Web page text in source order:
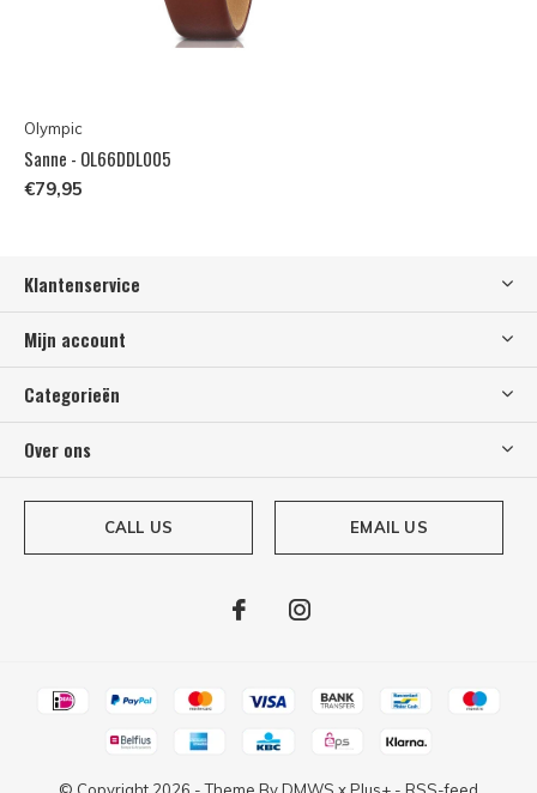
Olympic
Sanne - OL66DDL005
€79,95
Klantenservice
Mijn account
Categorieën
Over ons
CALL US EMAIL US